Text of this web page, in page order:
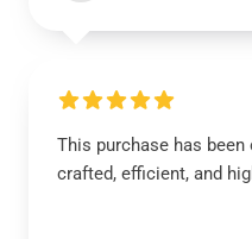
This purchase has been
crafted, efficient, and